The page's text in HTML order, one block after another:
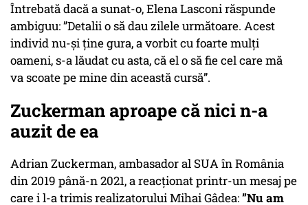
Întrebată dacă a sunat-o, Elena Lasconi răspunde
ambiguu: ”Detalii o să dau zilele următoare. Acest
individ nu-şi ţine gura, a vorbit cu foarte mulţi
oameni, s-a lăudat cu asta, că el o să fie cel care mă
va scoate pe mine din această cursă”.
Zuckerman aproape că nici n-a
auzit de ea
Adrian Zuckerman, ambasador al SUA în România
din 2019 până-n 2021, a reacționat printr-un mesaj pe
care i l-a trimis realizatorului Mihai Gâdea:”Nu am